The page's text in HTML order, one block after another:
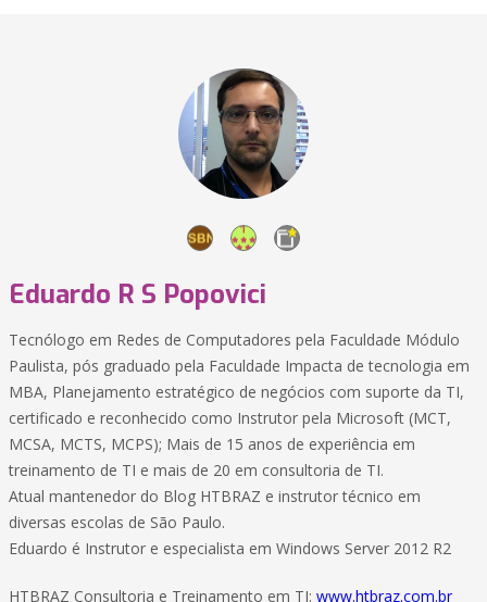
Eduardo R S Popovici
Tecnólogo em Redes de Computadores pela Faculdade Módulo
Paulista, pós graduado pela Faculdade Impacta de tecnologia em
MBA, Planejamento estratégico de negócios com suporte da TI,
certificado e reconhecido como Instrutor pela Microsoft (MCT,
MCSA, MCTS, MCPS); Mais de 15 anos de experiência em
treinamento de TI e mais de 20 em consultoria de TI.
Atual mantenedor do Blog HTBRAZ e instrutor técnico em
diversas escolas de São Paulo.
Eduardo é Instrutor e especialista em Windows Server 2012 R2
HTBRAZ Consultoria e Treinamento em TI: www.htbraz.com.br